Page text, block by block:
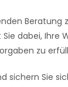
dabei,
zu
sichern Sie